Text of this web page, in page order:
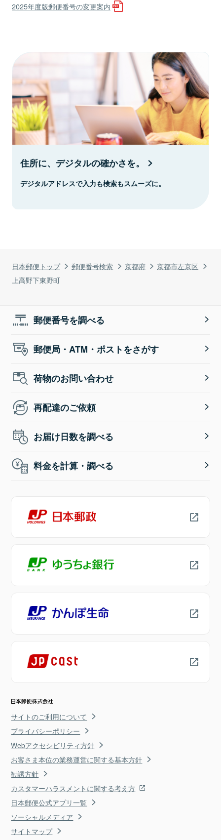
日本郵便トップ 郵便番号検索 京都府
京都市左京区
上高野下東野町
2025年度版郵便番号の変更案内
住所に、デジタルの確かさを。
デジタルアドレスで入力も検索もスムーズに。
郵便番号を調べる
郵便局・ATM・ポストをさがす
荷物のお問い合わせ
再配達のご依頼
お届け日数を調べる
料金を計算・調べる
サイトのご利用について
プライバシーポリシー
Webアクセシビリティ方針
お客さま本位の業務運営に関する基本方針
勧誘方針
カスタマーハラスメントに関する考え方
日本郵便公式アプリ一覧
ソーシャルメディア
サイトマップ